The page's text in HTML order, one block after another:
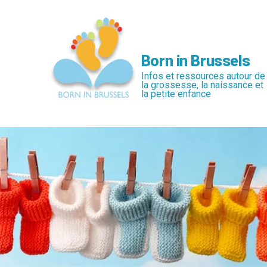
Born in Brussels
Infos et ressources autour de
la grossesse, la naissance et
la petite enfance